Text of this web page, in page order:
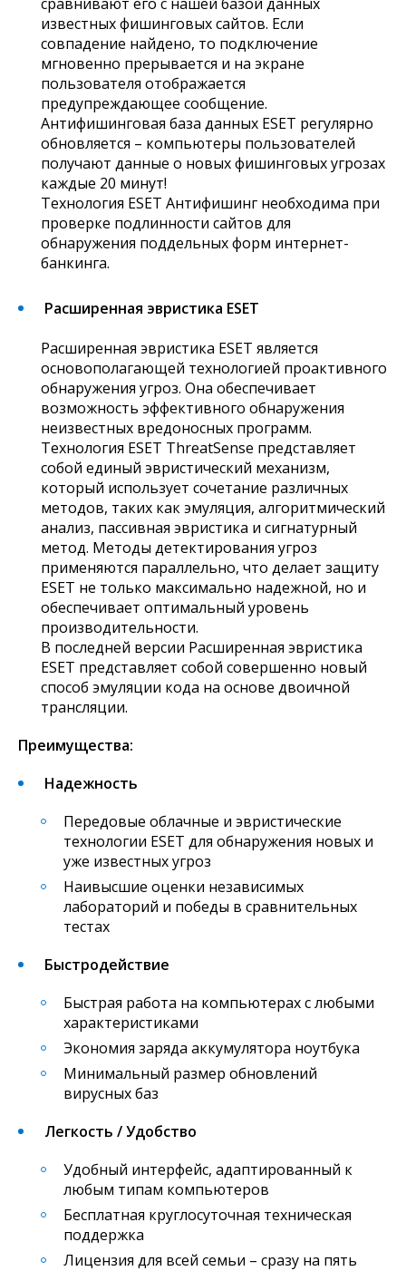
известных фишинговых сайтов. Если
совпадение найдено, то подключение
мгновенно прерывается и на экране
пользователя отображается
предупреждающее сообщение.
Антифишинговая база данных ESET регулярно
обновляется – компьютеры пользователей
получают данные о новых фишинговых угрозах
каждые 20 минут!
Технология ESET Антифишинг необходима при
проверке подлинности сайтов для
обнаружения поддельных форм интернет-
банкинга.
Расширенная эвристика ESET
Расширенная эвристика ESET является
основополагающей технологией проактивного
обнаружения угроз. Она обеспечивает
возможность эффективного обнаружения
неизвестных вредоносных программ.
Технология ESET ThreatSense представляет
собой единый эвристический механизм,
который использует сочетание различных
методов, таких как эмуляция, алгоритмический
анализ, пассивная эвристика и сигнатурный
метод. Методы детектирования угроз
применяются параллельно, что делает защиту
ESET не только максимально надежной, но и
обеспечивает оптимальный уровень
производительности.
В последней версии Расширенная эвристика
ESET представляет собой совершенно новый
способ эмуляции кода на основе двоичной
трансляции.
Преимущества:
Надежность
Передовые облачные и эвристические
технологии ESET для обнаружения новых и
уже известных угроз
Наивысшие оценки независимых
лабораторий и победы в сравнительных
тестах
Быстродействие
Быстрая работа на компьютерах с любыми
характеристиками
Экономия заряда аккумулятора ноутбука
Минимальный размер обновлений
вирусных баз
Легкость / Удобство
Удобный интерфейс, адаптированный к
любым типам компьютеров
Бесплатная круглосуточная техническая
поддержка
Лицензия для всей семьи – сразу на пять